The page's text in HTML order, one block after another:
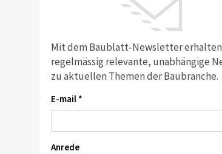
Mit dem Baublatt-Newsletter
regelmässig relevante, unabhängige
zu aktuellen Themen der Baubranche.
E-mail *
Anrede